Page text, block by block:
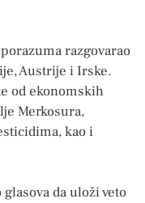
razgovarao
Austrije i Irske.
od ekonomskih
Merkosura,
kao i
da uloži veto